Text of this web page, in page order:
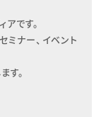
です。
ミナー、イベント
す。